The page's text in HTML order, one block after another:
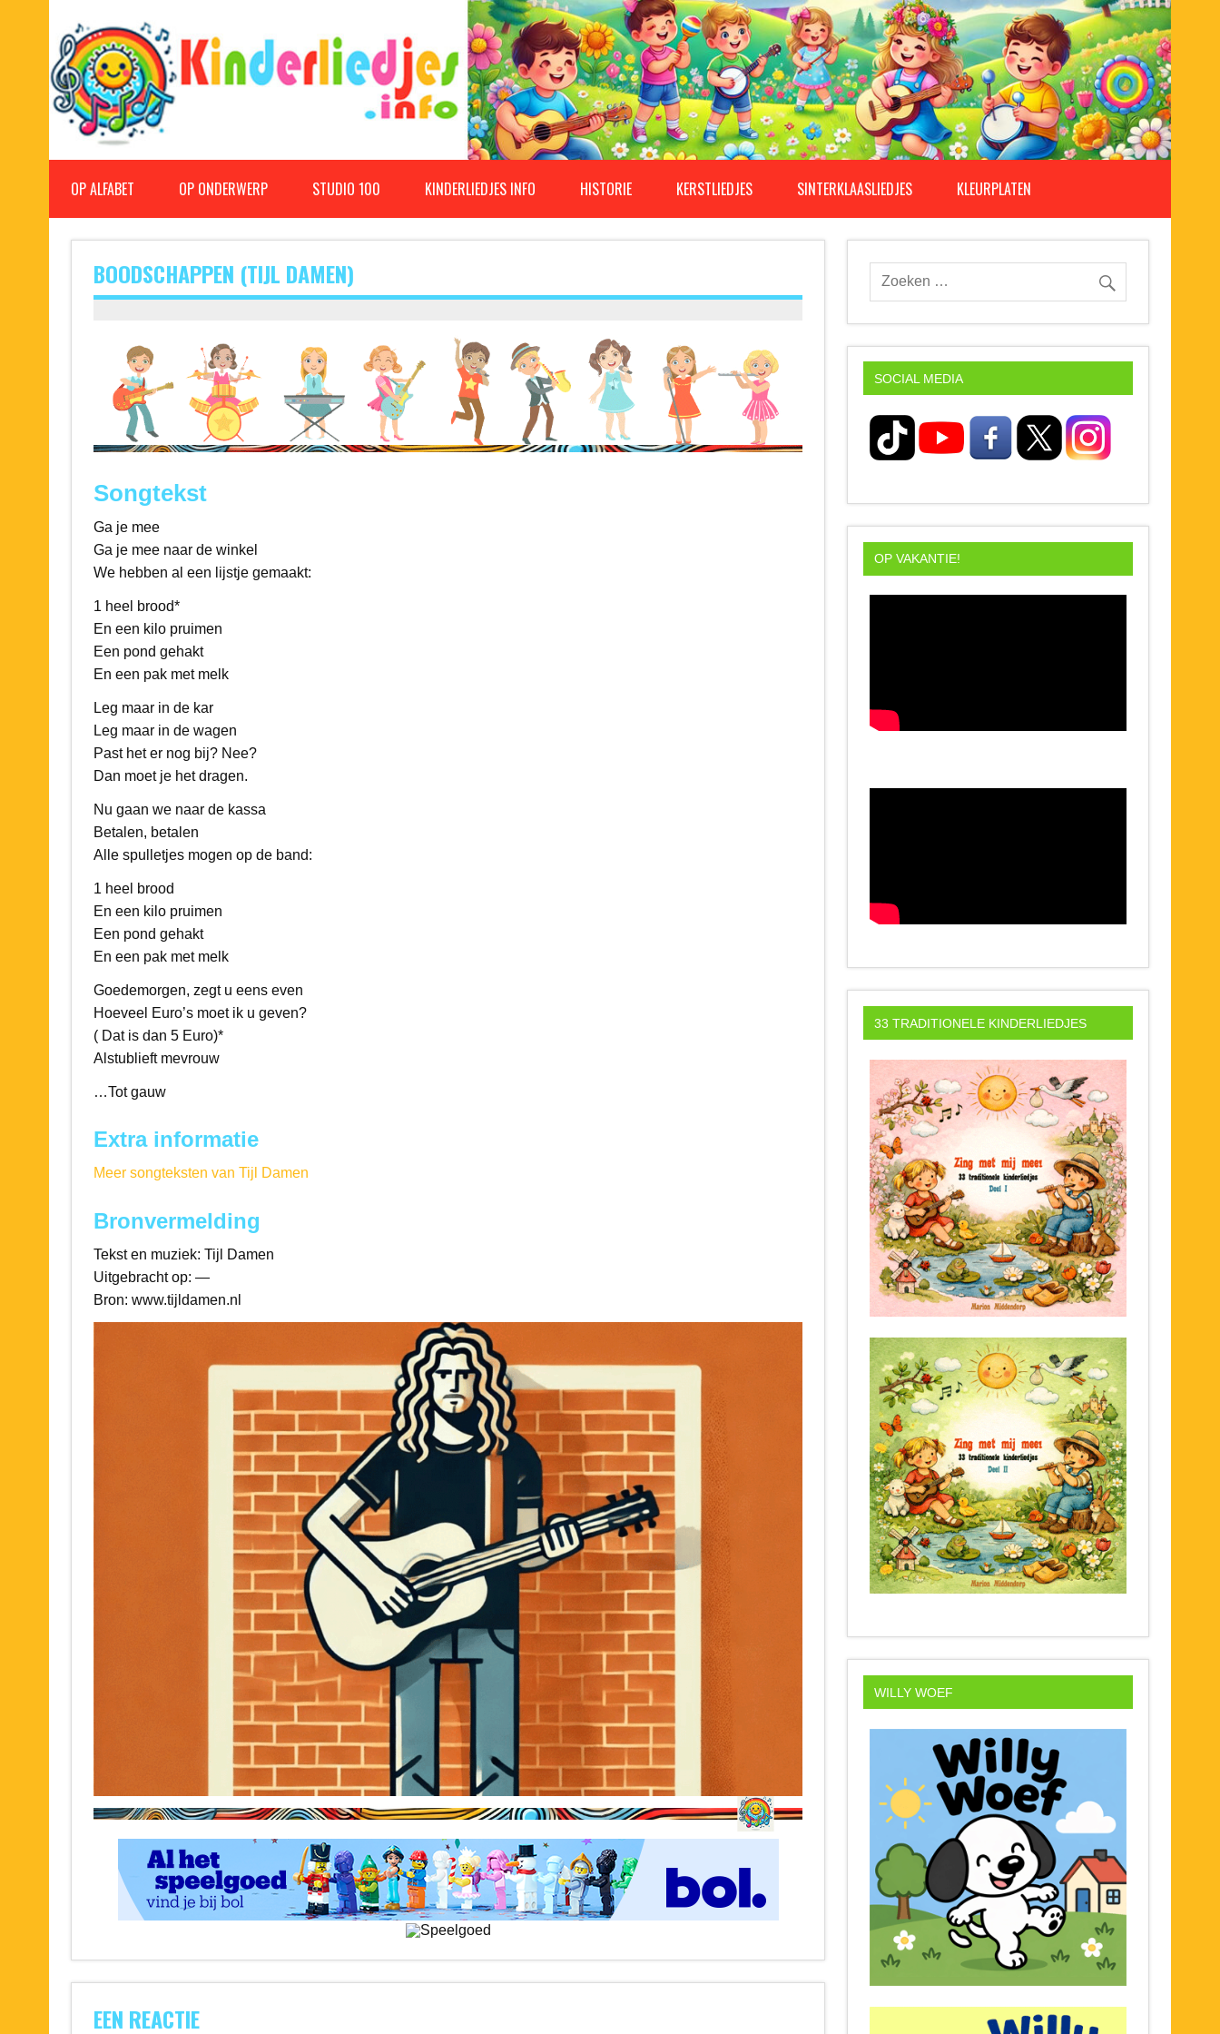
Kinderliedjes
OP ALFABET OP ONDERWERP STUDIO 100 KINDERLIEDJES INFO HISTORIE KERSTLIEDJES SINTERKLAASLIEDJES KLEURPLATEN
BOODSCHAPPEN (TIJL DAMEN)
Songtekst
Ga je mee
Ga je mee naar de winkel
We hebben al een lijstje gemaakt:
1 heel brood*
En een kilo pruimen
Een pond gehakt
En een pak met melk
Leg maar in de kar
Leg maar in de wagen
Past het er nog bij? Nee?
Dan moet je het dragen.
Nu gaan we naar de kassa
Betalen, betalen
Alle spulletjes mogen op de band:
1 heel brood
En een kilo pruimen
Een pond gehakt
En een pak met melk
Goedemorgen, zegt u eens even
Hoeveel Euro’s moet ik u geven?
( Dat is dan 5 Euro)*
Alstublieft mevrouw
…Tot gauw
Extra informatie
Meer songteksten van Tijl Damen
Bronvermelding
Tekst en muziek: Tijl Damen
Uitgebracht op: —
Bron: www.tijldamen.nl
EEN REACTIE
SOCIAL MEDIA
OP VAKANTIE!
33 TRADITIONELE KINDERLIEDJES
WILLY WOEF